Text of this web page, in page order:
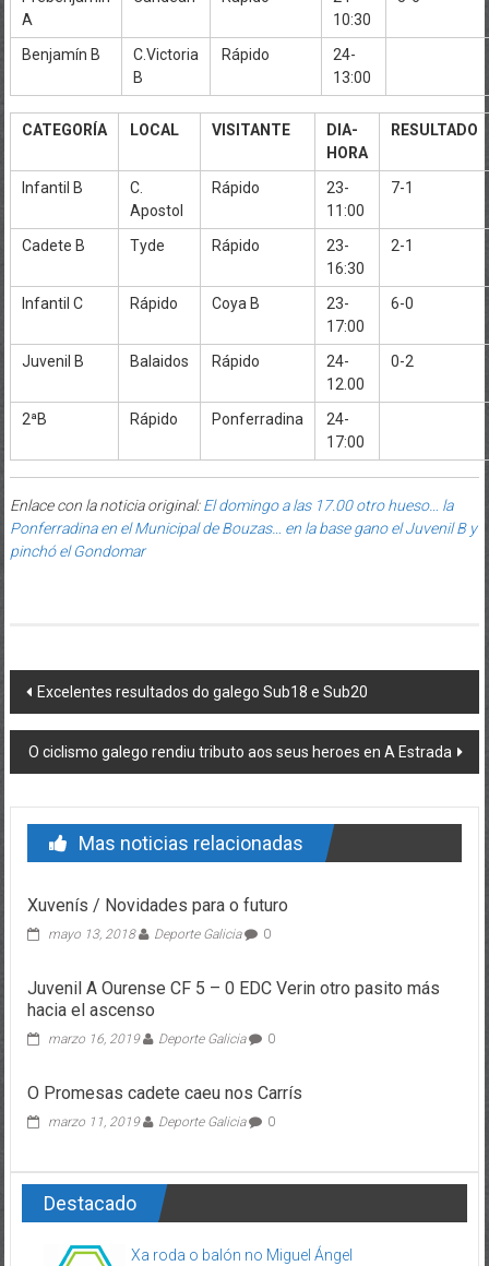
A
10:30
Benjamín B
C.Victoria
B
Rápido
24-
13:00
CATEGORÍA LOCAL VISITANTE
DIA-
HORA
RESULTADO
Infantil B
C.
Apostol
Rápido
23-
11:00
7-1
Cadete B Tyde Rápido
23-
16:30
2-1
Infantil C Rápido Coya B
23-
17:00
6-0
Juvenil B Balaidos Rápido
24-
12.00
0-2
2ªB Rápido Ponferradina
24-
17:00
Enlace con la noticia original:El domingo a las 17.00 otro hueso… la
Ponferradina en el Municipal de Bouzas… en la base gano el Juvenil B y
pinchó el Gondomar
Post navigation
Excelentes resultados do galego Sub18 e Sub20
O ciclismo galego rendiu tributo aos seus heroes en A Estrada
Mas noticias relacionadas
Xuvenís / Novidades para o futuro
mayo 13, 2018 Deporte Galicia 0
Juvenil A Ourense CF 5 – 0 EDC Verin otro pasito más
hacia el ascenso
marzo 16, 2019 Deporte Galicia 0
O Promesas cadete caeu nos Carrís
marzo 11, 2019 Deporte Galicia 0
Destacado
Xa roda o balón no Miguel Ángel